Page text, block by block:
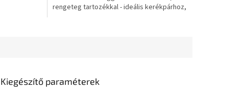
rengeteg tartozékkal - ideális kerékpárhoz,
Kiegészítő paraméterek